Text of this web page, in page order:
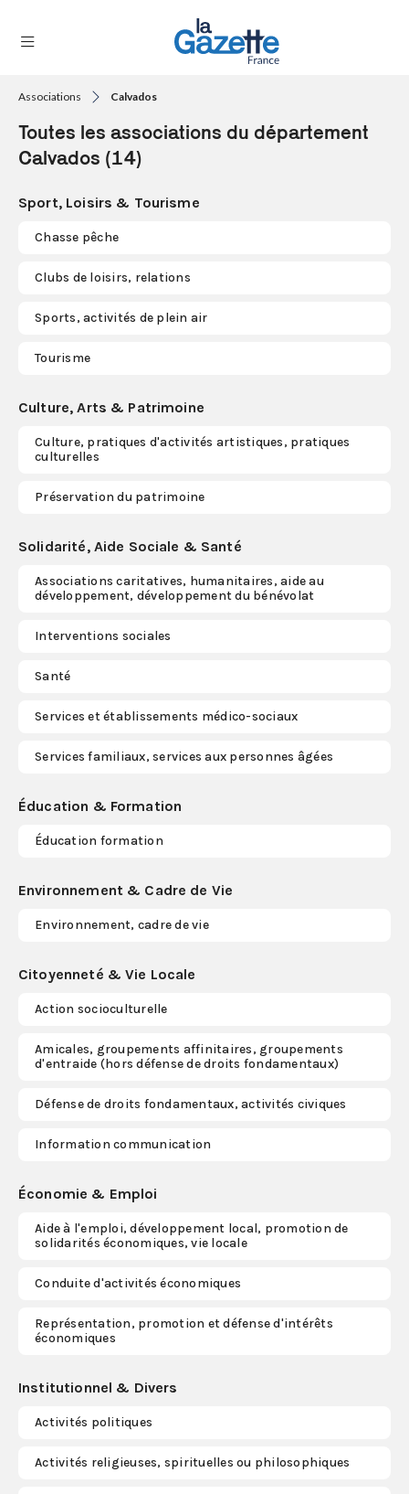
RÉGIONS
FORMATS
TENDANCES
SERVICES
connecter
S'abonner
Associations Calvados
Toutes les associations du département
Calvados (14)
Sport, Loisirs & Tourisme
Chasse pêche
Clubs de loisirs, relations
Sports, activités de plein air
Tourisme
Culture, Arts & Patrimoine
Culture, pratiques d'activités artistiques, pratiques
culturelles
Préservation du patrimoine
Solidarité, Aide Sociale & Santé
Associations caritatives, humanitaires, aide au
développement, développement du bénévolat
Interventions sociales
Santé
Services et établissements médico-sociaux
Services familiaux, services aux personnes âgées
Éducation & Formation
Éducation formation
Environnement & Cadre de Vie
Environnement, cadre de vie
Citoyenneté & Vie Locale
Action socioculturelle
Amicales, groupements affinitaires, groupements
d'entraide (hors défense de droits fondamentaux)
Défense de droits fondamentaux, activités civiques
Information communication
Économie & Emploi
Aide à l'emploi, développement local, promotion de
solidarités économiques, vie locale
Conduite d'activités économiques
Représentation, promotion et défense d'intérêts
économiques
Institutionnel & Divers
Activités politiques
Activités religieuses, spirituelles ou philosophiques